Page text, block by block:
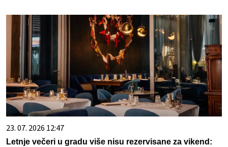
23. 07. 2026 12:47
Letnje večeri u gradu više nisu rezervisane za vikend: